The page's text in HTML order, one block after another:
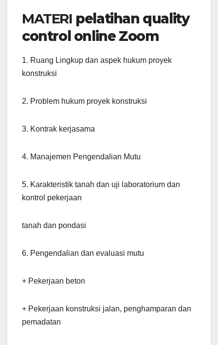
MATERI pelatihan quality
control online Zoom
1. Ruang Lingkup dan aspek hukum proyek
konstruksi
2. Problem hukum proyek konstruksi
3. Kontrak kerjasama
4. Manajemen Pengendalian Mutu
5. Karakteristik tanah dan uji laboratorium dan
kontrol pekerjaan
tanah dan pondasi
6. Pengendalian dan evaluasi mutu
+ Pekerjaan beton
+ Pekerjaan konstruksi jalan, penghamparan dan
pemadatan